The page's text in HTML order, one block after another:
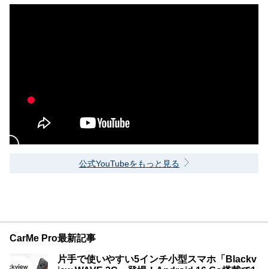
公式YouTubeをもっと見る
CarMe Pro最新記事
片手で使いやすい5インチ小型スマホ「Blackv